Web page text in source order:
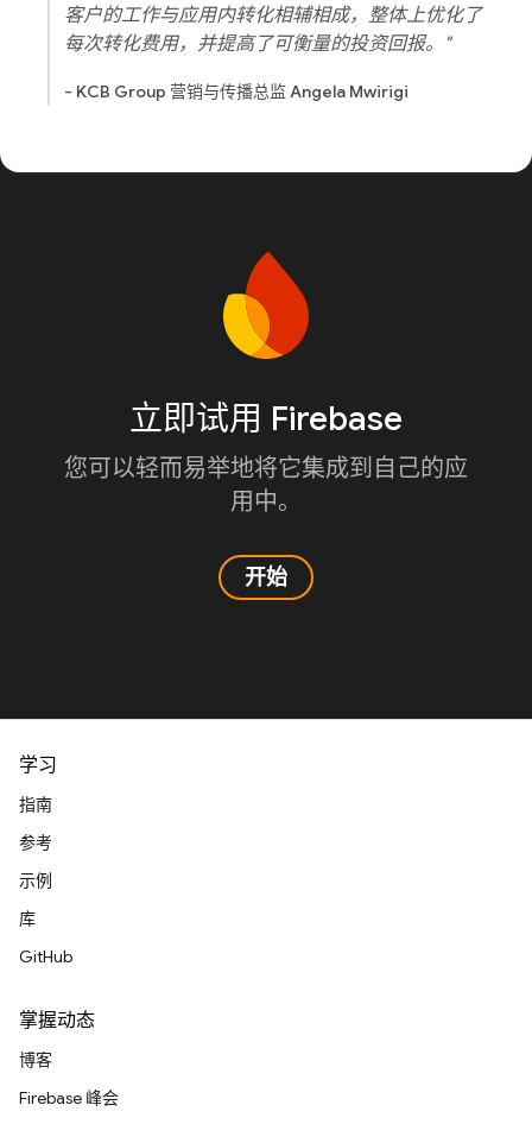
客户的工作与应用内转化相辅相成，整体上优化了
每次转化费用，并提高了可衡量的投资回报。"
- KCB Group 营销与传播总监 Angela Mwirigi
立即试用 Firebase
您可以轻而易举地将它集成到自己的应
用中。
开始
学习
指南
参考
示例
库
GitHub
掌握动态
博客
Firebase 峰会